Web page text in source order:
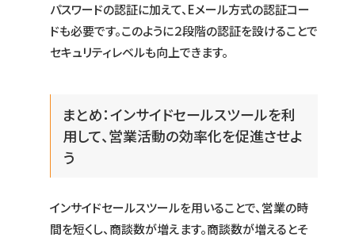
パスワードの認証に加えて、Eメール方式の認証コー
ドも必要です。このように２段階の認証を設けることで
セキュリティレベルも向上できます。
まとめ：インサイドセールスツールを利
用して、営業活動の効率化を促進させよ
う
インサイドセールスツールを用いることで、営業の時
間を短くし、商談数が増えます。商談数が増えるとそ